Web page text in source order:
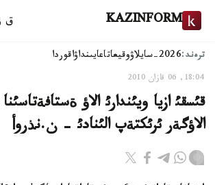
KAZINFORM ق
ترەند:2026-سايلاۋ وقيعاتاعايىنداۋاقوردا
18:04, 06 قازان 2010
الاؤگةر ئرئكتةپ الئنادئ - ن.نذروأ